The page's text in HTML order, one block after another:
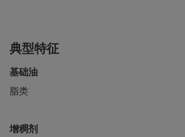
典型特征
基础油
脂类
增稠剂